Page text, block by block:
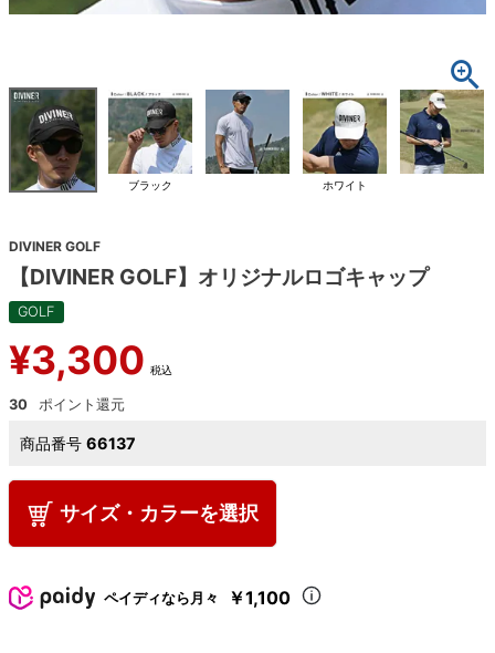
ブラック ホワイト
DIVINER GOLF
【DIVINER GOLF】オリジナルロゴキャップ
GOLF
¥3,300 税込
30
商品番号 66137
サイズ・カラーを選択
ペイディなら月々 ￥1,100